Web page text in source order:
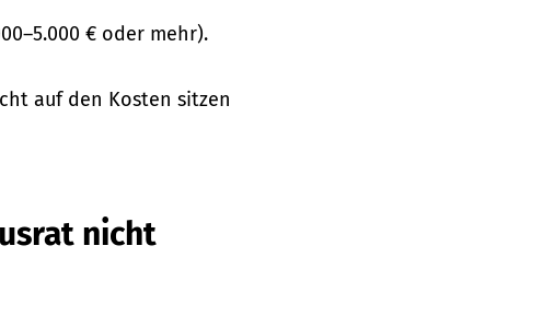
€ oder mehr).
auf den Kosten sitzen
nicht